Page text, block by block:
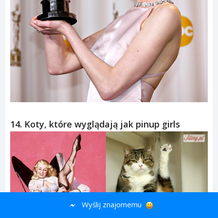
13. Bezzębne celebryty? Wut, wut, wut?
Wyślij znajomemu